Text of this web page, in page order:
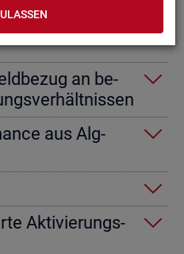
an be­
aus Alg-
Ak­ti­vie­rungs­